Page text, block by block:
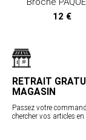
12 €
RETRAIT
MAGASIN
Passez votre
chercher vos articles